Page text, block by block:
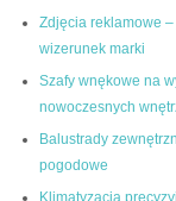
Zdjęcia reklamowe
wizerunek marki
Szafy wnękowe na
nowoczesnych
Balustrady
pogodowe
Klimatyzacja